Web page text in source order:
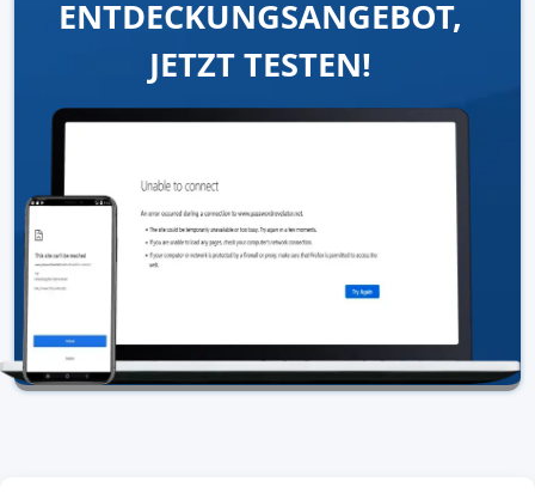
ENTDECKUNGSANGEBOT,
JETZT TESTEN!